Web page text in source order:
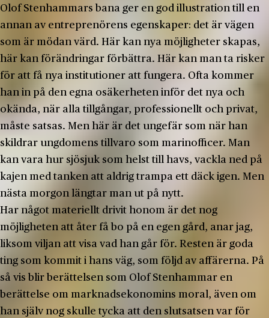
Olof Stenhammars bana ger en god illustration till en
annan av entreprenörens egenskaper: det är vägen
som är mödan värd. Här kan nya möjligheter skapas,
här kan förändringar förbättra. Här kan man ta risker
för att få nya institutioner att fungera. Ofta kommer
han in på den egna osäkerheten inför det nya och
okända, när alla tillgångar, professionellt och privat,
måste satsas. Men här är det ungefär som när han
skildrar ungdomens tillvaro som marinofficer. Man
kan vara hur sjösjuk som helst till havs, vackla ned på
kajen med tanken att aldrig trampa ett däck igen. Men
nästa morgon längtar man ut på nytt.
Har något materiellt drivit honom är det nog
möjligheten att åter få bo på en egen gård, anar jag,
liksom viljan att visa vad han går för. Resten är goda
ting som kommit i hans väg, som följd av affärerna. På
så vis blir berättelsen som Olof Stenhammar en
berättelse om marknadsekonomins moral, även om
han själv nog skulle tycka att den slutsatsen var för